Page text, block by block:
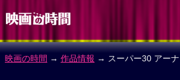
映画の時間 → 作品情報 → スーパー30 アー